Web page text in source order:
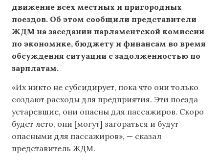
движение всех местных и пригородных
поездов. Об этом сообщили представители
ЖДМ на заседании парламентской комиссии
по экономике, бюджету и финансам во время
обсуждения ситуации с задолженностью по
зарплатам.
«Их никто не субсидирует, пока что они только
создают расходы для предприятия. Эти поезда
устаревшие, они опасны для пассажиров. Скоро
будет лето, они [могут] загораться и будут
опасными для пассажиров», — сказал
представитель ЖДМ.